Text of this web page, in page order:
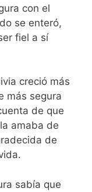
con el
se enteró,
fiel a sí
creció más
más segura
de que
amaba de
de
sabía que